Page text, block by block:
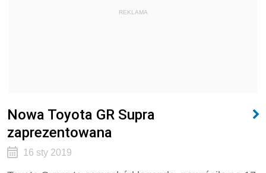
REKLAMA
Nowa Toyota GR Supra
zaprezentowana
16 sty 2019